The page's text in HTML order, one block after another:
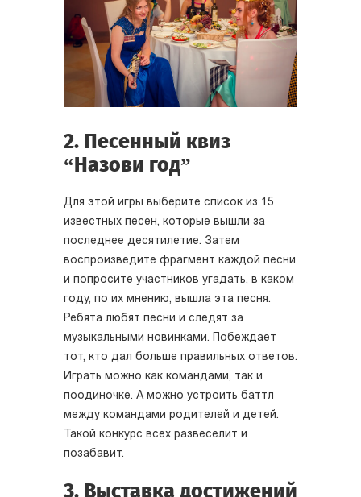
2. Песенный квиз
“Назови год”
Для этой игры выберите список из 15
известных песен, которые вышли за
последнее десятилетие. Затем
воспроизведите фрагмент каждой песни
и попросите участников угадать, в каком
году, по их мнению, вышла эта песня.
Ребята любят песни и следят за
музыкальными новинками. Побеждает
тот, кто дал больше правильных ответов.
Играть можно как командами, так и
поодиночке. А можно устроить баттл
между командами родителей и детей.
Такой конкурс всех развеселит и
позабавит.
3. Выставка достижений